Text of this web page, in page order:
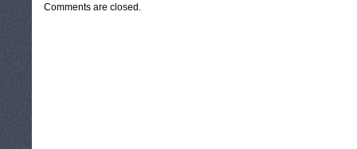
Comments are closed.